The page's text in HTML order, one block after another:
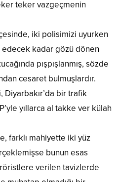
teker vazgeçmenin
iki polisimizi uyurken
kadar gözü dönen
pışpışlanmış, sözde
cesaret bulmuşlardır.
Diyarbakır’da bir trafik
yıllarca al takke ver külah
farklı mahiyette iki yüz
bunun esas
verilen tavizlerde